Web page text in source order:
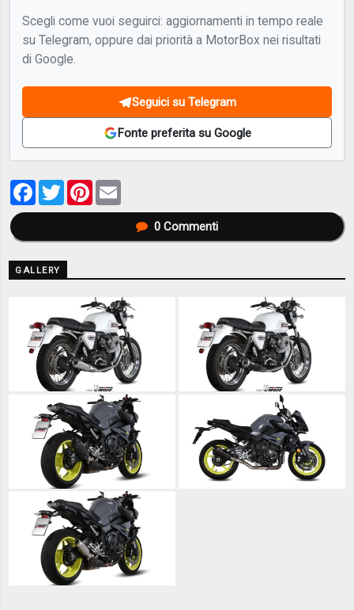
Scegli come vuoi seguirci: aggiornamenti in tempo reale
su Telegram, oppure dai priorità a MotorBox nei risultati
di Google.
Seguici su Telegram
Fonte preferita su Google
Facebook
TwitterPinterest
0Commenti
GALLERY